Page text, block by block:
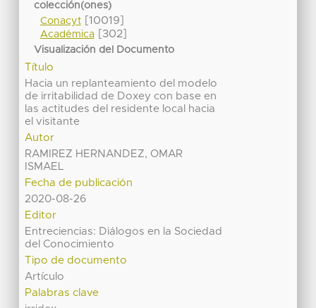
colección(ones)
Conacyt[10019]
Académica[302]
Visualización del Documento
Título
Hacia un replanteamiento del modelo
de irritabilidad de Doxey con base en
las actitudes del residente local hacia
el visitante
Autor
RAMIREZ HERNANDEZ, OMAR
ISMAEL
Fecha de publicación
2020-08-26
Editor
Entreciencias: Diálogos en la Sociedad
del Conocimiento
Tipo de documento
Artículo
Palabras clave